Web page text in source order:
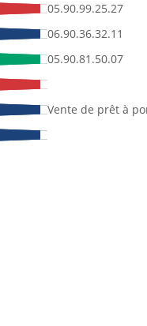
05.90.99.25.27
06.90.36.32.11
05.90.81.50.07
Vente de prêt à